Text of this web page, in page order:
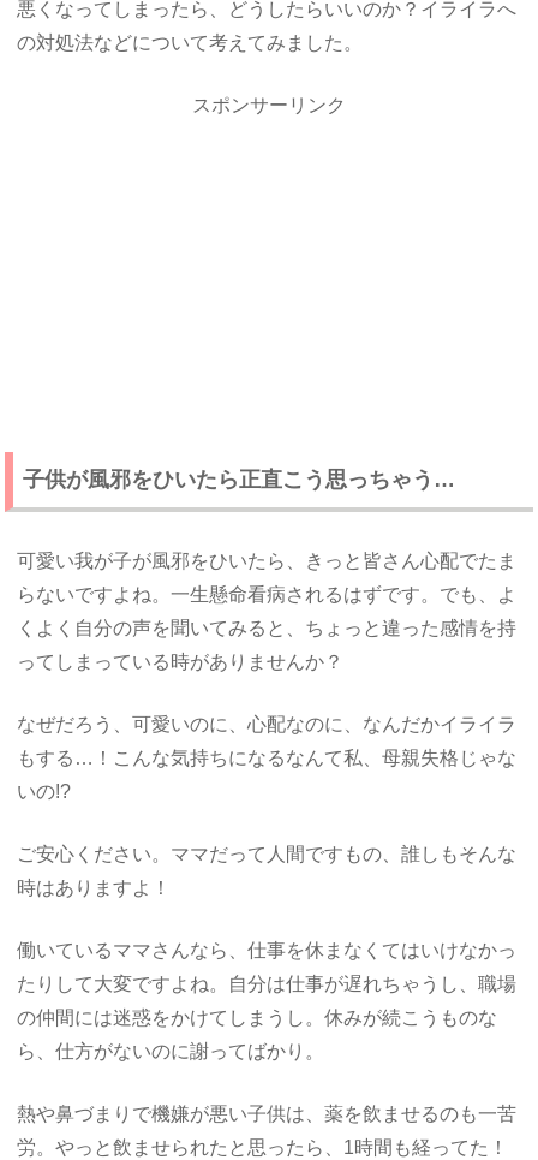
悪くなってしまったら、どうしたらいいのか？イライラへ
の対処法などについて考えてみました。
スポンサーリンク
子供が風邪をひいたら正直こう思っちゃう…
可愛い我が子が風邪をひいたら、きっと皆さん心配でたま
らないですよね。一生懸命看病されるはずです。でも、よ
くよく自分の声を聞いてみると、ちょっと違った感情を持
ってしまっている時がありませんか？
なぜだろう、可愛いのに、心配なのに、なんだかイライラ
もする…！こんな気持ちになるなんて私、母親失格じゃな
いの!?
ご安心ください。ママだって人間ですもの、誰しもそんな
時はありますよ！
働いているママさんなら、仕事を休まなくてはいけなかっ
たりして大変ですよね。自分は仕事が遅れちゃうし、職場
の仲間には迷惑をかけてしまうし。休みが続こうものな
ら、仕方がないのに謝ってばかり。
熱や鼻づまりで機嫌が悪い子供は、薬を飲ませるのも一苦
労。やっと飲ませられたと思ったら、1時間も経ってた！